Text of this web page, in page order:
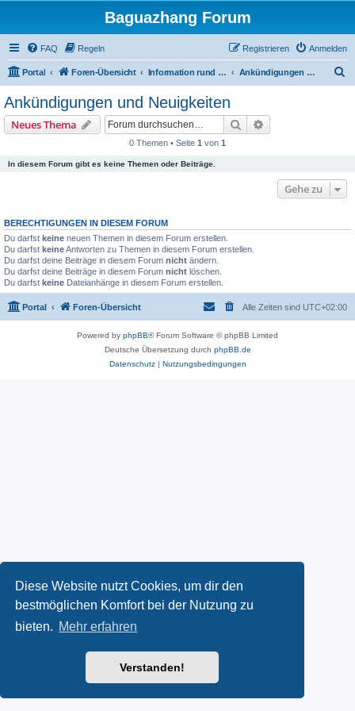
Diese Website nutzt Cookies, um dir den
bestmöglichen Komfort bei der Nutzung zu
bieten. Mehr erfahren
Verstanden!
Baguazhang Forum
FAQ Regeln Anmelden
Registrieren
Portal Foren-Übersicht Information rund ums Forum Ankündigungen und Neuigkeiten
Ankündigungen und Neuigkeiten
Neues Thema Suche
0 Themen • Seite 1 von 1
In diesem Forum gibt es keine Themen oder Beiträge.
Gehe zu
BERECHTIGUNGEN IN DIESEM FORUM
Du darfst keine neuen Themen in diesem Forum erstellen.
Du darfst keineAntworten zu Themen in diesem Forum erstellen.
Du darfst deine Beiträge in diesem Forum nicht ändern.
Du darfst deine Beiträge in diesem Forum nicht löschen.
Du darfst keine Dateianhänge in diesem Forum erstellen.
Portal Foren-Übersicht Alle Zeiten sind UTC+02:00
Powered by phpBB® Forum Software © phpBB Limited
Deutsche Übersetzung durch phpBB.de
Datenschutz| Nutzungsbedingungen